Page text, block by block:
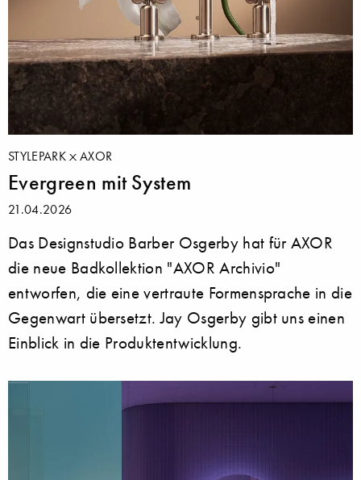
STYLEPARK AXOR
Evergreen mit System
21.04.2026
Das Designstudio Barber Osgerby hat für AXOR
die neue Badkollektion "AXOR Archivio"
entworfen, die eine vertraute Formensprache in die
Gegenwart übersetzt. Jay Osgerby gibt uns einen
Einblick in die Produktentwicklung.